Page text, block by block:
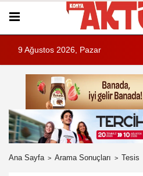
9 Ağustos 2026, Pazar
Ana Sayfa Arama Sonuçları Tesis